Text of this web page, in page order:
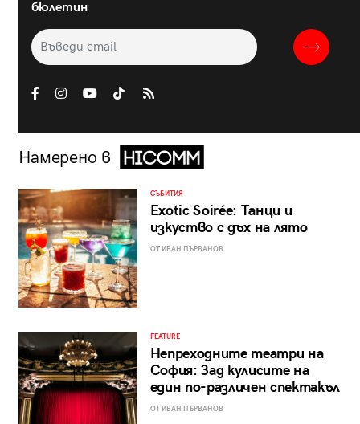
бюлетин
Намерено в
СЪБИТИЯ
Exotic Soirée: Танци и
изкуство с дъх на лято
ОТ ИВАН ПЪРВАНОВ
FEATURE
Непреходните театри на
София: Зад кулисите на
един по-различен спектакъл
ОТ ИВАН ПЪРВАНОВ